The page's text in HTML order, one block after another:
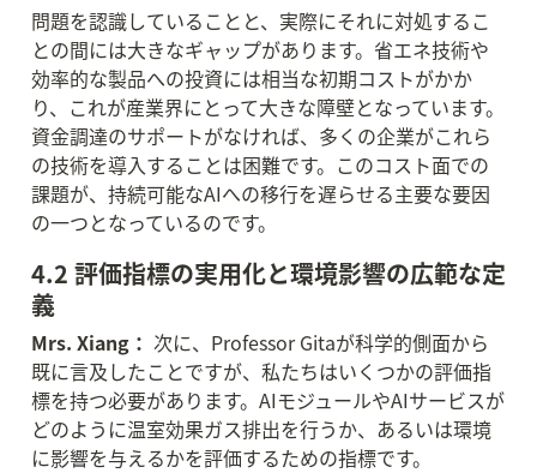
問題を認識していることと、実際にそれに対処するこ
との間には大きなギャップがあります。省エネ技術や
効率的な製品への投資には相当な初期コストがかか
り、これが産業界にとって大きな障壁となっています。
資金調達のサポートがなければ、多くの企業がこれら
の技術を導入することは困難です。このコスト面での
課題が、持続可能なAIへの移行を遅らせる主要な要因
の一つとなっているのです。
4.2 評価指標の実用化と環境影響の広範な定
義
Mrs. Xiang： 次に、Professor Gitaが科学的側面から
既に言及したことですが、私たちはいくつかの評価指
標を持つ必要があります。AIモジュールやAIサービスが
どのように温室効果ガス排出を行うか、あるいは環境
に影響を与えるかを評価するための指標です。